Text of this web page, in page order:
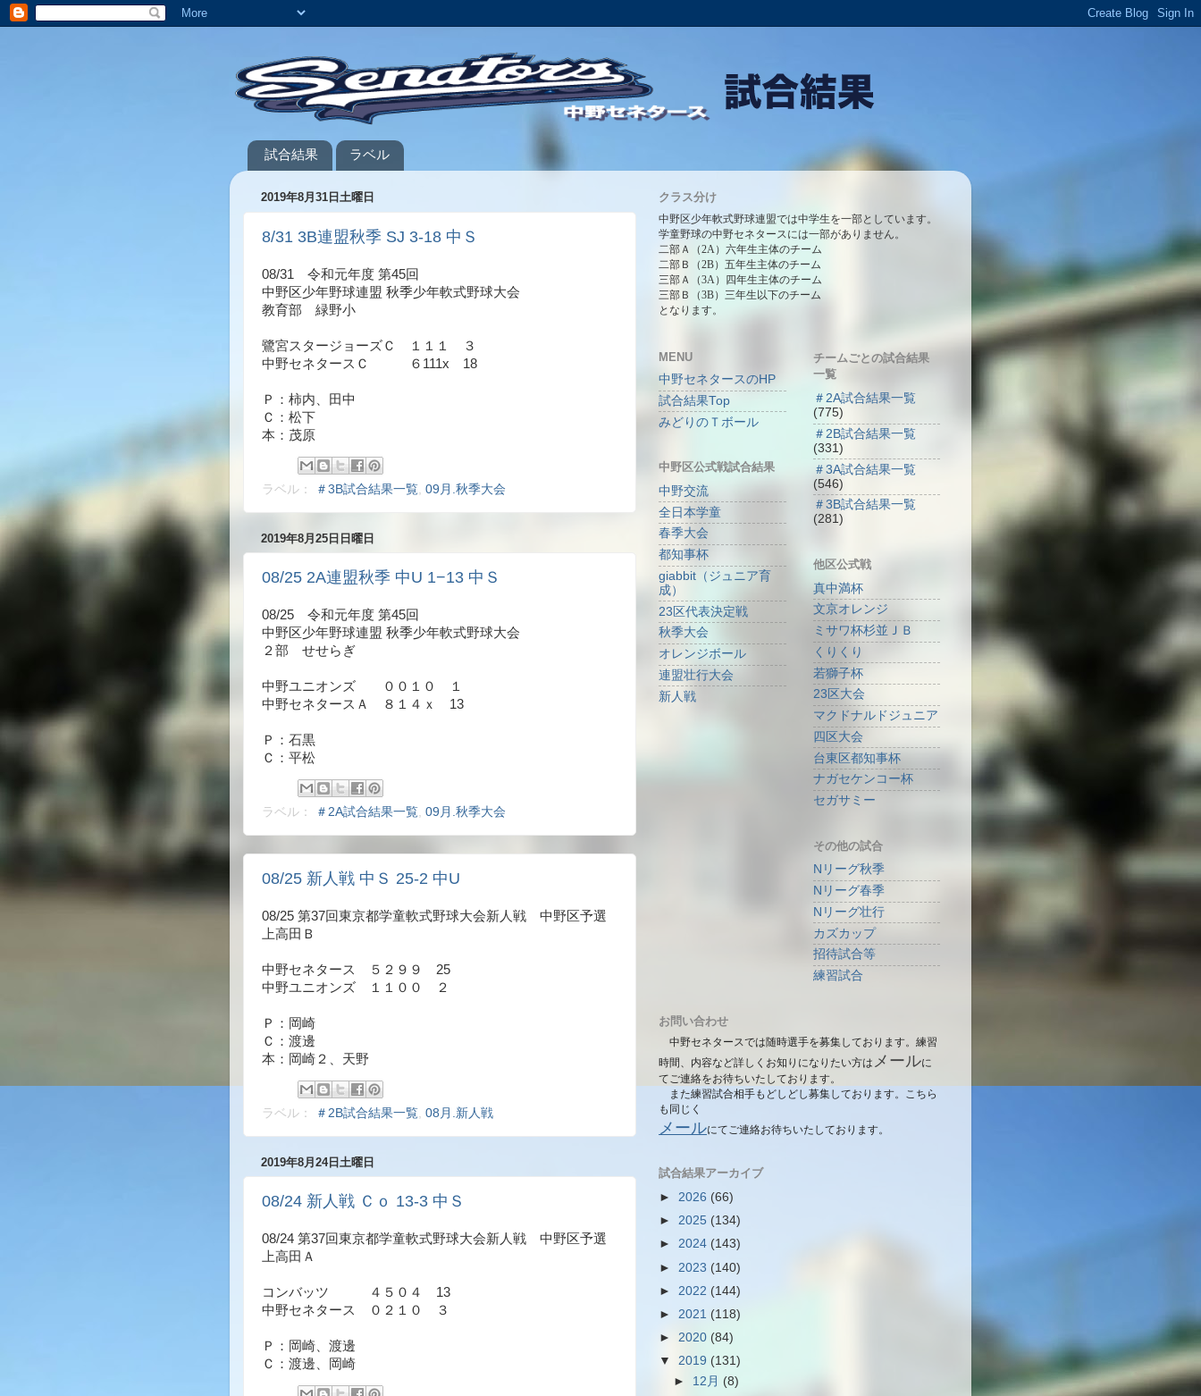
試合結果 ラベル
2019年8月31日土曜日
8/31 3B連盟秋季 SJ 3-18 中Ｓ
08/31 令和元年度 第45回
中野区少年野球連盟 秋季少年軟式野球大会
教育部 緑野小
鷺宮スタージョーズＣ １１１ ３
中野セネタースＣ ６111x 18
Ｐ：柿内、田中
Ｃ：松下
本：茂原
ラベル： ＃3B試合結果一覧 09月.秋季大会
2019年8月25日日曜日
08/25 2A連盟秋季 中U 1−13 中Ｓ
08/25 令和元年度 第45回
中野区少年野球連盟 秋季少年軟式野球大会
２部 せせらぎ
中野ユニオンズ ００１０ １
中野セネタースＡ ８１４ｘ 13
Ｐ：石黒
Ｃ：平松
ラベル： ＃2A試合結果一覧 09月.秋季大会
08/25 新人戦 中Ｓ 25-2 中U
08/25 第37回東京都学童軟式野球大会新人戦 中野区予選
上高田Ｂ
中野セネタース ５２９９ 25
中野ユニオンズ １１００ ２
Ｐ：岡崎
Ｃ：渡邊
本：岡崎２、天野
ラベル： ＃2B試合結果一覧 08月.新人戦
2019年8月24日土曜日
08/24 新人戦 Ｃｏ 13-3 中Ｓ
08/24 第37回東京都学童軟式野球大会新人戦 中野区予選
上高田Ａ
コンバッツ ４５０４ 13
中野セネタース ０２１０ ３
Ｐ：岡崎、渡邊
Ｃ：渡邊、岡崎
クラス分け
中野区少年軟式野球連盟では中学生を一部としています。
学童野球の中野セネタースには一部がありません。
二部Ａ（2A）六年生主体のチーム
二部Ｂ（2B）五年生主体のチーム
三部Ａ（3A）四年生主体のチーム
三部Ｂ（3B）三年生以下のチーム
となります。
MENU
中野セネタースのHP
試合結果Top
みどりのＴボール
中野区公式戦試合結果
中野交流
全日本学童
春季大会
都知事杯
giabbit（ジュニア育
成）
23区代表決定戦
秋季大会
オレンジボール
連盟壮行大会
新人戦
チームごとの試合結果
一覧
＃2A試合結果一覧
(775)
＃2B試合結果一覧
(331)
＃3A試合結果一覧
(546)
＃3B試合結果一覧
(281)
他区公式戦
真中満杯
文京オレンジ
ミサワ杯杉並ＪＢ
くりくり
若獅子杯
23区大会
マクドナルドジュニア
四区大会
台東区都知事杯
ナガセケンコー杯
セガサミー
その他の試合
Nリーグ秋季
Nリーグ春季
Nリーグ壮行
カズカップ
招待試合等
練習試合
お問い合わせ
中野セネタースでは随時選手を募集しております。練習
時間、内容など詳しくお知りになりたい方は メールに
てご連絡をお待ちいたしております。
また練習試合相手もどしどし募集しております。こちら
も同じく
メールにてご連絡お待ちいたしております。
試合結果アーカイブ
► 2026 (66)
► 2025 (134)
► 2024 (143)
► 2023 (140)
► 2022 (144)
► 2021 (118)
► 2020 (84)
▼ 2019 (131)
► 12月 (8)